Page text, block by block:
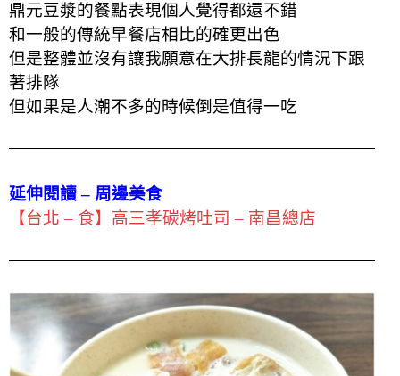
鼎元豆漿的餐點表現個人覺得都還不錯
和一般的傳統早餐店相比的確更出色
但是整體並沒有讓我願意在大排長龍的情況下跟
著排隊
但如果是人潮不多的時候倒是值得一吃
延伸閱讀 – 周邊美食
【台北 – 食】高三孝碳烤吐司 – 南昌總店